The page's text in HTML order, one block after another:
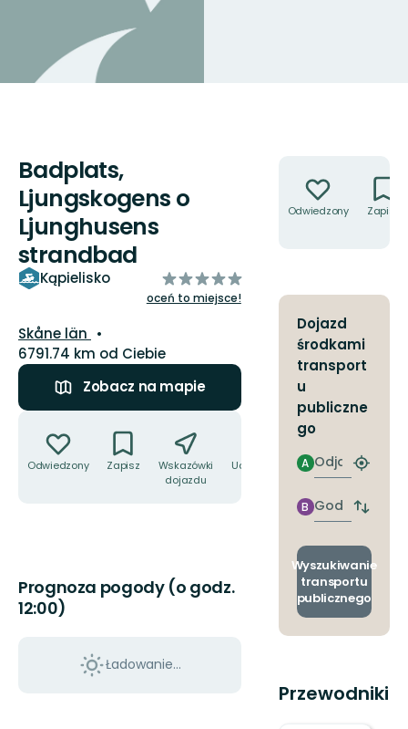
Badplats,
Ljungskogens o
Ljunghusens
strandbad
Kąpielisko
z
5
oceń to miejsce!
Województwo:
Skåne län
6791.74 km od Ciebie
Zobacz na mapie
Odwiedzony Zapisz
Wskazówki
dojazdu
Udostępnij
Prognoza pogody (o godz.
12:00)
Ładowanie...
Odwiedzony Zapisz
Dojazd
środkami
transport
u
publiczne
go
Odjazd
A
Znajdź
Godzinie
przyjazdu
B
Zmiana
i
Wyszukiwanie
transportu
publicznego
Przewodniki